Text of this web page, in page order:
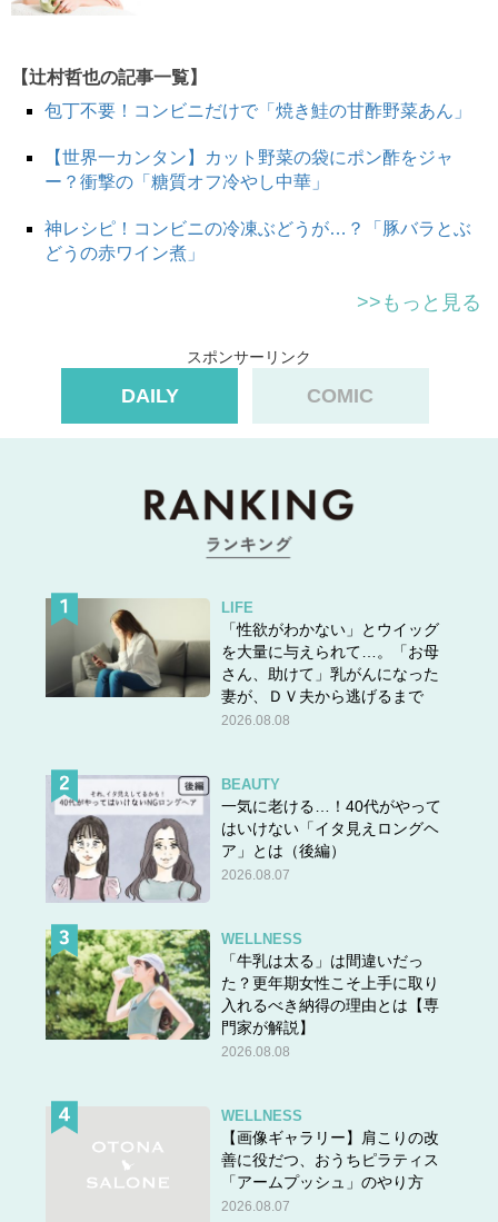
【辻村哲也の記事一覧】
包丁不要！コンビニだけで「焼き鮭の甘酢野菜あん」
【世界一カンタン】カット野菜の袋にポン酢をジャ
ー？衝撃の「糖質オフ冷やし中華」
神レシピ！コンビニの冷凍ぶどうが…？「豚バラとぶ
どうの赤ワイン煮」
>>もっと見る
スポンサーリンク
DAILY COMIC
LIFE
「性欲がわかない」とウイッグ
を大量に与えられて…。「お母
さん、助けて」乳がんになった
妻が、ＤＶ夫から逃げるまで
2026.08.08
BEAUTY
一気に老ける…！40代がやって
はいけない「イタ見えロングヘ
ア」とは（後編）
2026.08.07
WELLNESS
「牛乳は太る」は間違いだっ
た？更年期女性こそ上手に取り
入れるべき納得の理由とは【専
門家が解説】
2026.08.08
WELLNESS
【画像ギャラリー】肩こりの改
善に役だつ、おうちピラティス
「アームプッシュ」のやり方
2026.08.07